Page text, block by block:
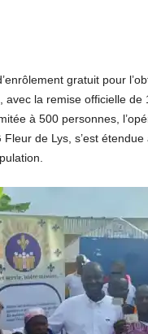
gratuit pour
la remise officielle de
à 500 personnes,
Fleur de Lys, s’est